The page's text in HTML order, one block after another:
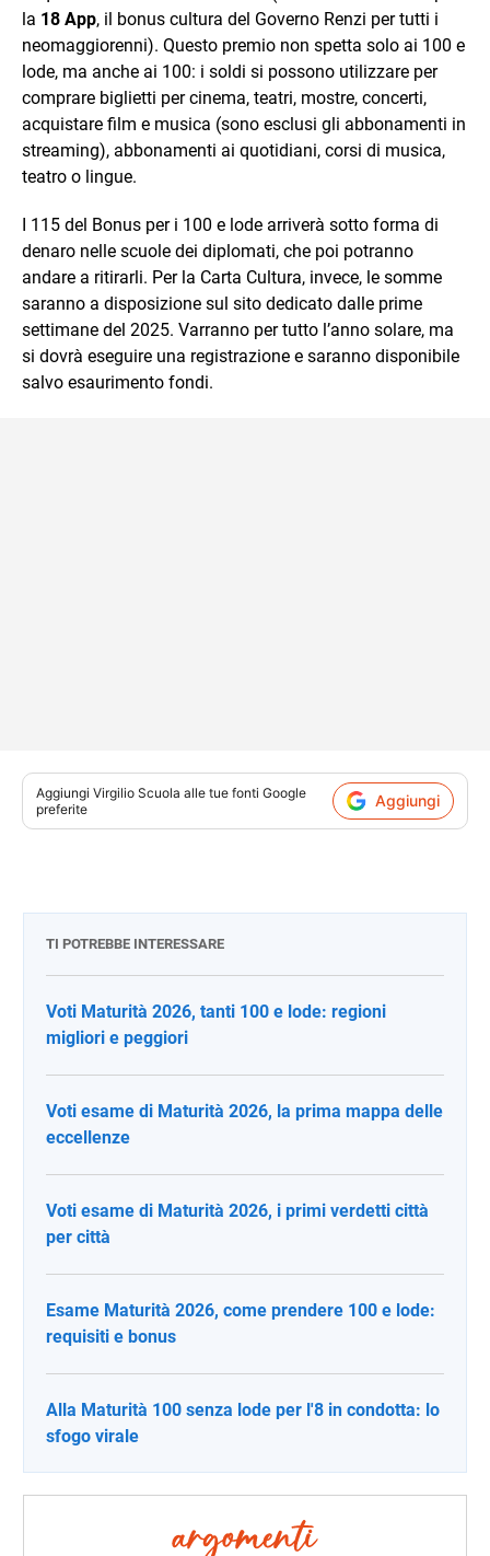
la 18 App, il bonus cultura del Governo Renzi per tutti i
neomaggiorenni). Questo premio non spetta solo ai 100 e
lode, ma anche ai 100: i soldi si possono utilizzare per
comprare biglietti per cinema, teatri, mostre, concerti,
acquistare film e musica (sono esclusi gli abbonamenti in
streaming), abbonamenti ai quotidiani, corsi di musica,
teatro o lingue.
I 115 del Bonus per i 100 e lode arriverà sotto forma di
denaro nelle scuole dei diplomati, che poi potranno
andare a ritirarli. Per la Carta Cultura, invece, le somme
saranno a disposizione sul sito dedicato dalle prime
settimane del 2025. Varranno per tutto l’anno solare, ma
si dovrà eseguire una registrazione e saranno disponibile
salvo esaurimento fondi.
Aggiungi Virgilio Scuola alle tue fonti Google
preferite
Aggiungi
TI POTREBBE INTERESSARE
Voti Maturità 2026, tanti 100 e lode: regioni
migliori e peggiori
Voti esame di Maturità 2026, la prima mappa delle
eccellenze
Voti esame di Maturità 2026, i primi verdetti città
per città
Esame Maturità 2026, come prendere 100 e lode:
requisiti e bonus
Alla Maturità 100 senza lode per l'8 in condotta: lo
sfogo virale